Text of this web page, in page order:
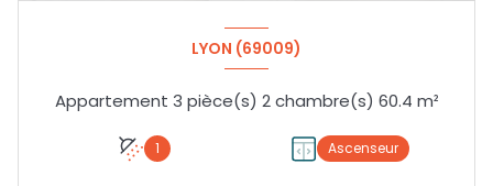
LYON (69009)
Appartement 3 pièce(s) 2 chambre(s) 60.4 m²
1 Ascenseur